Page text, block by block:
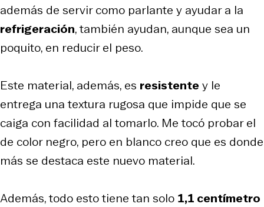
además de servir como parlante y ayudar a la
refrigeración, también ayudan, aunque sea un
poquito, en reducir el peso.
Este material, además, es resistentey le
entrega una textura rugosa que impide que se
caiga con facilidad al tomarlo. Me tocó probar el
de color negro, pero en blanco creo que es donde
más se destaca este nuevo material.
Además, todo esto tiene tan solo 1,1 centímetro